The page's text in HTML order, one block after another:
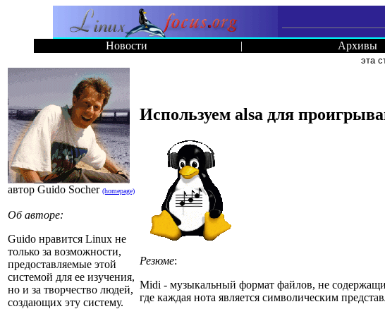
Новости | Архивы
эта
автор Guido Socher (homepage)
Об авторе:
Guido нравится Linux не
только за возможности,
предоставляемые этой
системой для ее изучения,
но и за творчество людей,
создающих эту систему.
Используем alsa для
Резюме:
Midi - музыкальный формат файлов, не
где каждая нота является символическим